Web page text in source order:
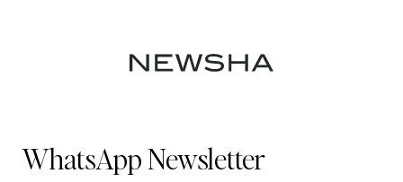
WhatsApp Newsletter